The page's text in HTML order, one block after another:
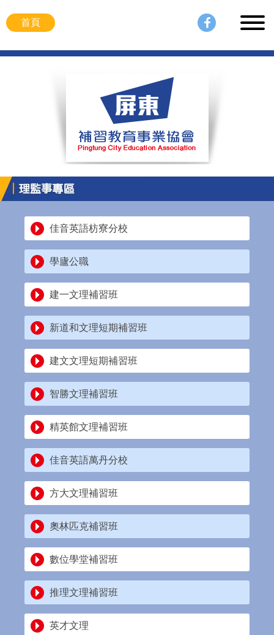
首頁
佳音英語枋寮分校
學廬公職
建一文理補習班
新道和文理短期補習班
建文文理短期補習班
智勝文理補習班
精英館文理補習班
佳音英語萬丹分校
方大文理補習班
奧林匹克補習班
數位學堂補習班
推理文理補習班
英才文理